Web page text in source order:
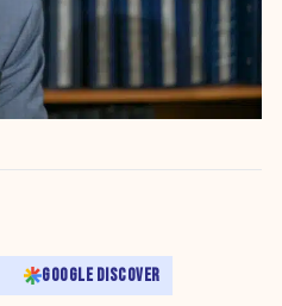
GOOGLE DISCOVER